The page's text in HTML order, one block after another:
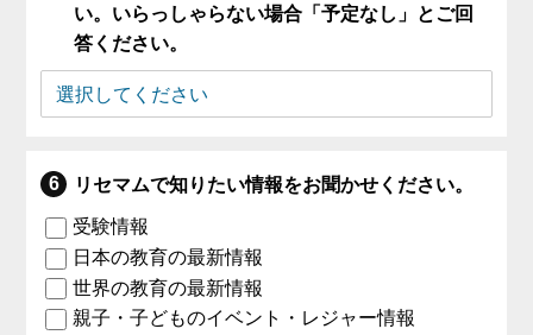
い。いらっしゃらない場合「予定なし」とご回
答ください。
リセマムで知りたい情報をお聞かせください。
受験情報
日本の教育の最新情報
世界の教育の最新情報
親子・子どものイベント・レジャー情報